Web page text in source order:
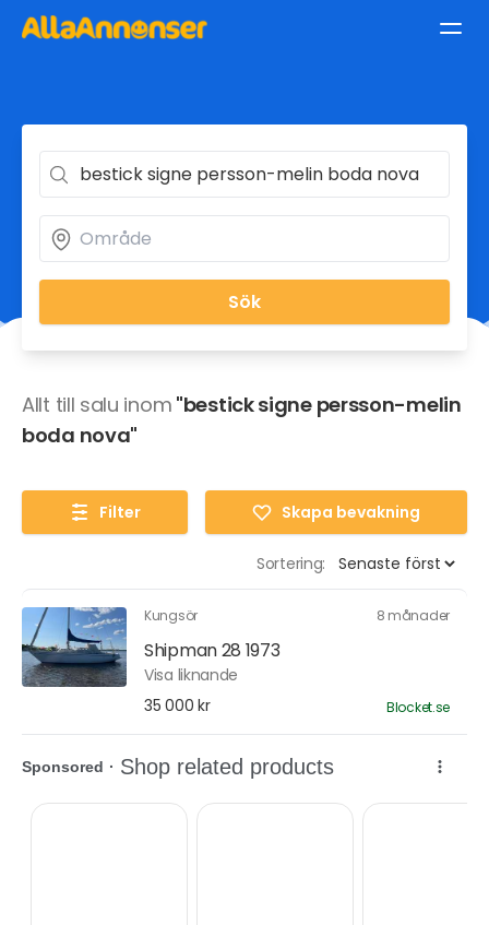
Sök
Allt till salu inom "bestick signe persson-melin
boda nova"
Filter Skapa bevakning
Sortering:
Kungsör 8 månader
Shipman 28 1973
Visa liknande
35 000 kr
Blocket.se